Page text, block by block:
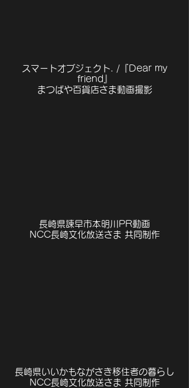
スマートオブジェクト. /『Dear my
friend』
まつばや百貨店さま動画撮影
長崎県諫早市本明川PR動画
NCC長崎文化放送さま 共同制作
長崎県いいかもながさき移住者の暮らし
NCC長崎文化放送さま 共同制作